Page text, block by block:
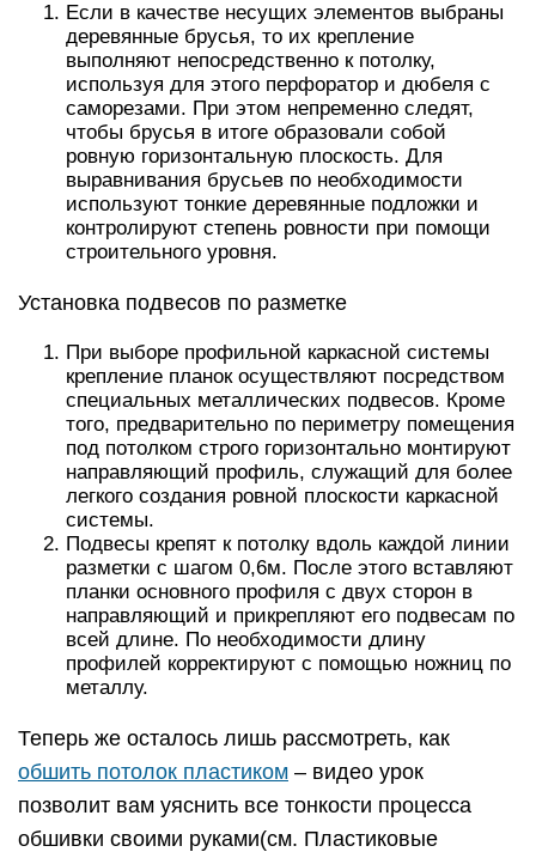
Если в качестве несущих элементов выбраны
деревянные брусья, то их крепление
выполняют непосредственно к потолку,
используя для этого перфоратор и дюбеля с
саморезами. При этом непременно следят,
чтобы брусья в итоге образовали собой
ровную горизонтальную плоскость. Для
выравнивания брусьев по необходимости
используют тонкие деревянные подложки и
контролируют степень ровности при помощи
строительного уровня.
Установка подвесов по разметке
При выборе профильной каркасной системы
крепление планок осуществляют посредством
специальных металлических подвесов. Кроме
того, предварительно по периметру помещения
под потолком строго горизонтально монтируют
направляющий профиль, служащий для более
легкого создания ровной плоскости каркасной
системы.
Подвесы крепят к потолку вдоль каждой линии
разметки с шагом 0,6м. После этого вставляют
планки основного профиля с двух сторон в
направляющий и прикрепляют его подвесам по
всей длине. По необходимости длину
профилей корректируют с помощью ножниц по
металлу.
Теперь же осталось лишь рассмотреть, как
обшить потолок пластиком – видео урок
позволит вам уяснить все тонкости процесса
обшивки своими руками(см. Пластиковые